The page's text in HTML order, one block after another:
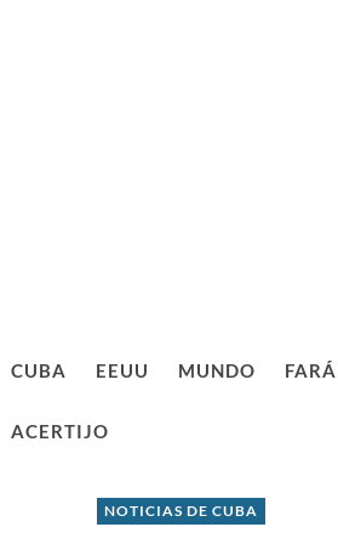
CUBA EEUU MUNDO
ACERTIJO
NOTICIAS DE CUBA